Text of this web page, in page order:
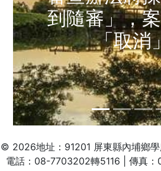
到隨審」，
「取消
© 2026地址：91201 屏東縣內埔鄉
電話：08-7703202轉5116 | 傳真